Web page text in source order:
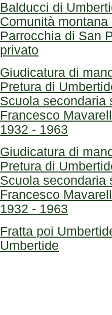
Balducci di
Comunità
Parrocchia di San
privato
Giudicatura di
Pretura di
1932 - 1963
Giudicatura di
Pretura di
1932 - 1963
Fratta poi
Umbertide